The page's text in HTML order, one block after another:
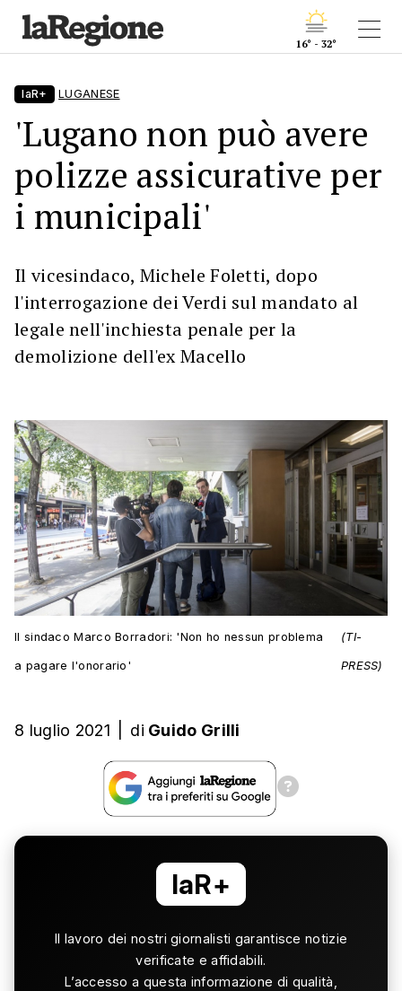
16° - 32°
laR+ LUGANESE
'Lugano non può avere
polizze assicurative per
i municipali'
Il vicesindaco, Michele Foletti, dopo
l'interrogazione dei Verdi sul mandato al
legale nell'inchiesta penale per la
demolizione dell'ex Macello
Il sindaco Marco Borradori: 'Non ho nessun problema
a pagare l'onorario'
(TI-
PRESS)
8 luglio 2021 di Guido Grilli
laR+
Il lavoro dei nostri giornalisti garantisce notizie
verificate e affidabili.
L’accesso a questa informazione di qualità,